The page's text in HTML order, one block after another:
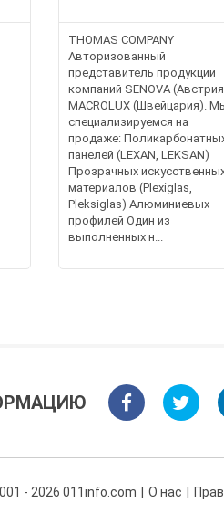
THOMAS COMPANY
Авторизованный
представитель продукции
компаний SENOVA
MACROLUX (Швейцария).
специализируемся на
продаже:
панелей (LEXAN, LEKSAN)
Прозрачных
материалов (Plexiglas,
Pleksiglas) Алюминиевых
профилей Один из
выполненных н...
- 2026 011info.com О нас